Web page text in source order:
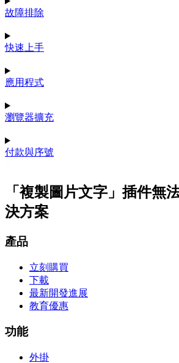
故障排除
快速上手
應用程式
瀏覽器擴充
付款與序號
「複製圖片文字」插件無
決方案
產品
立刻購買
下載
最新開發進展
教育優惠
功能
外掛